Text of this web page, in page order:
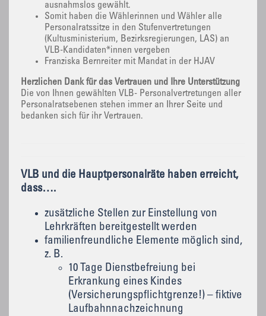
ausnahmslos gewählt.
Somit haben die Wählerinnen und Wähler alle
Personalratssitze in den Stufenvertretungen
(Kultusministerium, Bezirksregierungen, LAS) an
VLB-Kandidaten*innen vergeben
Franziska Bernreiter mit Mandat in der HJAV
Herzlichen Dank für das Vertrauen und Ihre Unterstützung
Die von Ihnen gewählten VLB- Personalvertretungen aller
Personalratsebenen stehen immer an Ihrer Seite und
bedanken sich für ihr Vertrauen.
VLB und die Hauptpersonalräte haben erreicht,
dass….
zusätzliche Stellen zur Einstellung von
Lehrkräften bereitgestellt werden
familienfreundliche Elemente möglich sind,
z. B.
10 Tage Dienstbefreiung bei
Erkrankung eines Kindes
(Versicherungspflichtgrenze!) – fiktive
Laufbahnnachzeichnung